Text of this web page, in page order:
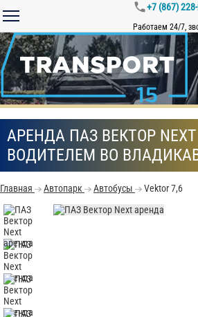
+7 (867)
Работаем 24/7,
АРЕНДА ПАЗ ВЕКТОР
ВОДИТЕЛЕМ ВО
Главная Автопарк Автобусы Vektor 7,6